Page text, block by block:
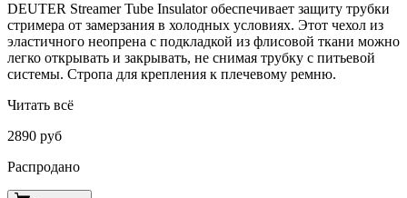
DEUTER Streamer Tube Insulator обеспечивает защиту трубки
стримера от замерзания в холодных условиях. Этот чехол из
эластичного неопрена с подкладкой из флисовой ткани можно
легко открывать и закрывать, не снимая трубку с питьевой
системы. Стропа для крепления к плечевому ремню.
Читать всё
2890 руб
Распродано